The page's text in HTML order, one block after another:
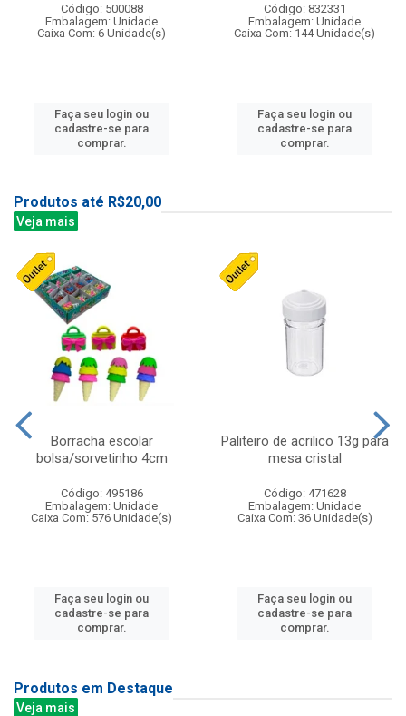
Código: 500088
Embalagem: Unidade
Caixa Com: 6 Unidade(s)
Faça seu login ou
cadastre-se para
comprar.
Código: 832331
Embalagem: Unidade
Caixa Com: 144 Unidade(s)
Faça seu login ou
cadastre-se para
comprar.
Produtos até R$20,00
Veja mais
Borracha escolar
bolsa/sorvetinho 4cm
Código: 495186
Embalagem: Unidade
Caixa Com: 576 Unidade(s)
Faça seu login ou
cadastre-se para
comprar.
Paliteiro de acrilico 13g para
mesa cristal
Código: 471628
Embalagem: Unidade
Caixa Com: 36 Unidade(s)
Faça seu login ou
cadastre-se para
comprar.
Produtos em Destaque
Veja mais